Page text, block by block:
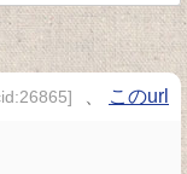
このurl